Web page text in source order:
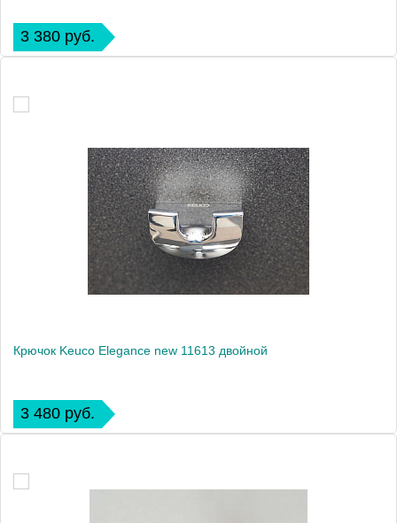
3 380 руб.
Крючок Keuco Elegance new 11613 двойной
3 480 руб.